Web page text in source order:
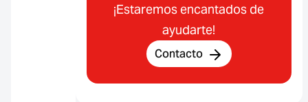
¡Estaremos encantados de
ayudarte!
Contacto